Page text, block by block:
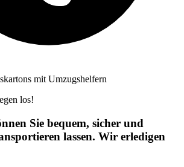
mit Umzugshelfern
los!
Sie bequem, sicher und
lassen. Wir erledigen